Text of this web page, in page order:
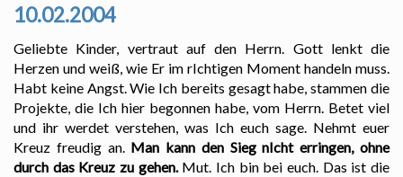
10.02.2004
Geliebte Kinder, vertraut auf den Herrn. Gott lenkt die
Herzen und weiß, wie Er im rIchtigen Moment handeln muss.
Habt keine Angst. Wie Ich bereits gesagt habe, stammen die
Projekte, die Ich hier begonnen habe, vom Herrn. Betet viel
und ihr werdet verstehen, was Ich euch sage. Nehmt euer
Kreuz freudig an. Man kann den Sieg nIcht erringen, ohne
durch das Kreuz zu gehen.Mut. Ich bin bei euch. Das ist die